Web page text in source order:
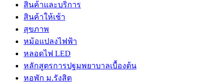
สินค้าและบริการ
สินค้าให้เช้า
สุขภาพ
หม้อแปลงไฟฟ้า
หลอดไฟ LED
หลักสูตรการปฐมพยาบาลเบื้องต้น
หอพัก ม.รังสิต